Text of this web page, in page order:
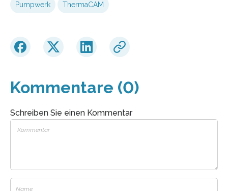
Pumpwerk ThermaCAM
Kommentare (0)
Schreiben Sie einen Kommentar